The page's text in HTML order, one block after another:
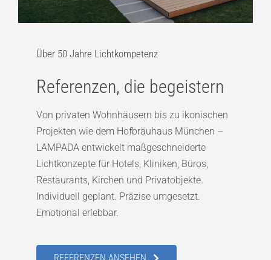
Über 50 Jahre Lichtkompetenz
Referenzen, die begeistern
Von privaten Wohnhäusern bis zu ikonischen
Projekten wie dem Hofbräuhaus München –
LAMPADA entwickelt maßgeschneiderte
Lichtkonzepte für Hotels, Kliniken, Büros,
Restaurants, Kirchen und Privatobjekte.
Individuell geplant. Präzise umgesetzt.
Emotional erlebbar.